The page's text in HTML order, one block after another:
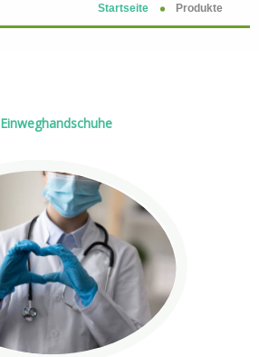
Startseite Produkte
Einweghandschuhe